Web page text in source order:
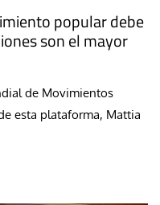
popular debe
son el mayor
de Movimientos
esta plataforma, Mattia